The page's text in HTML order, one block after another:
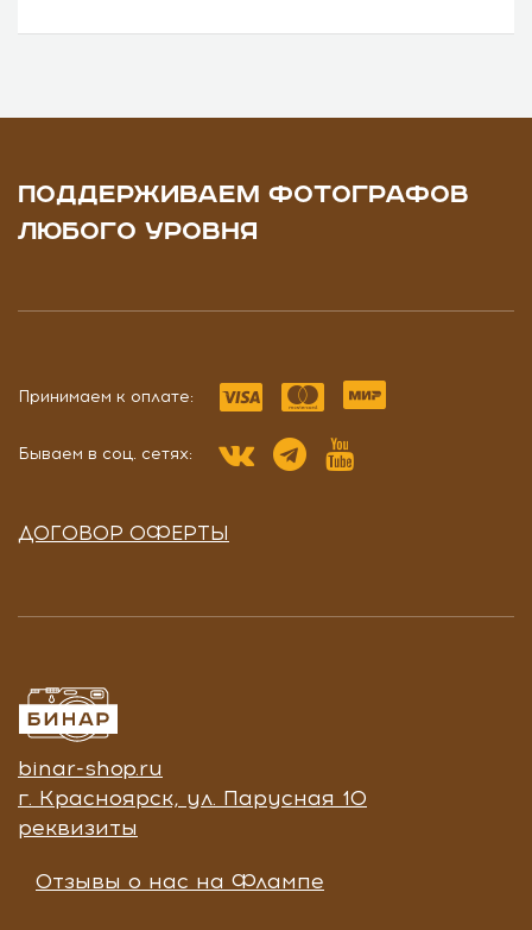
ПОДДЕРЖИВАЕМ ФОТОГРАФОВ
ЛЮБОГО УРОВНЯ
Принимаем к оплате:
Бываем в соц. сетях:
ДОГОВОР ОФЕРТЫ
binar-shop.ru
г. Красноярск, ул. Парусная 10
реквизиты
Отзывы о нас на Флампе